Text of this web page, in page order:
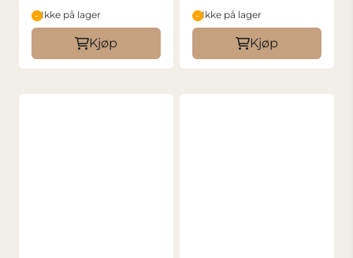
Ikke på lager
Kjøp
Ikke på lager
Kjøp